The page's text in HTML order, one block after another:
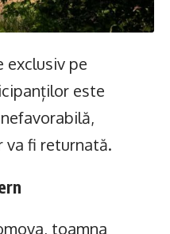
exclusiv pe
este
va fi returnată.
toamna